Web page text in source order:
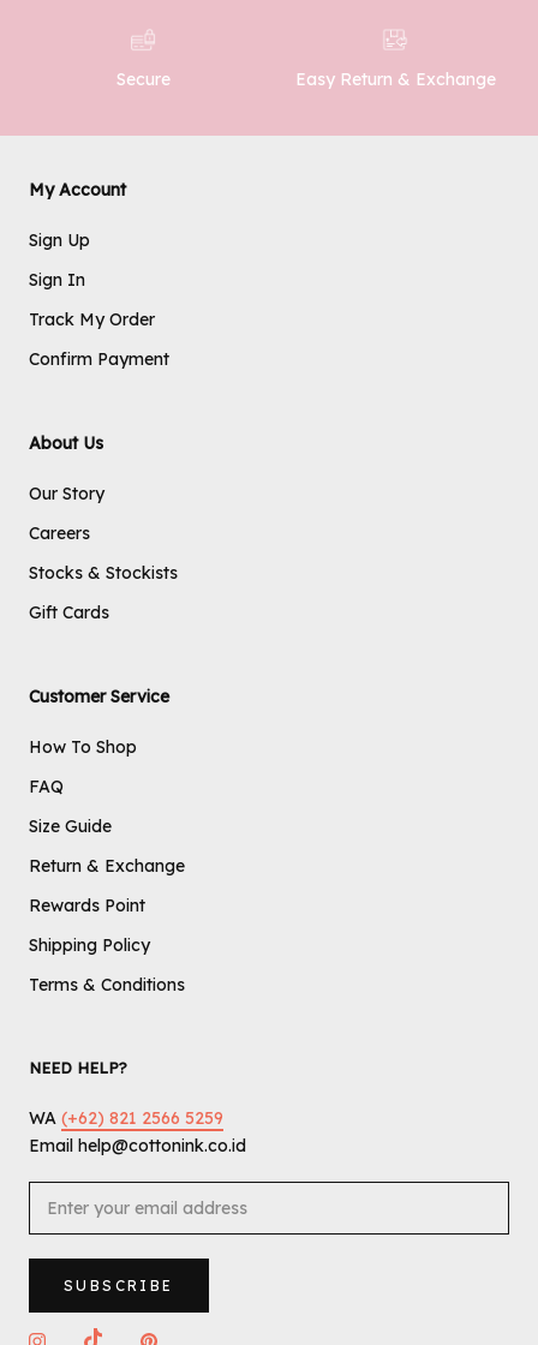
Secure Easy Return & Exchange
My Account
Sign Up
Sign In
Track My Order
Confirm Payment
About Us
Our Story
Careers
Stocks & Stockists
Gift Cards
Customer Service
How To Shop
FAQ
Size Guide
Return & Exchange
Rewards Point
Shipping Policy
Terms & Conditions
NEED HELP?
WA (+62) 821 2566 5259
Email help@cottonink.co.id
SUBSCRIBE